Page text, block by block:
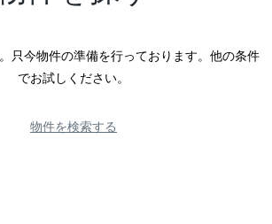
只今物件の準備を行っております。他の条件
でお試しください。
物件を検索する